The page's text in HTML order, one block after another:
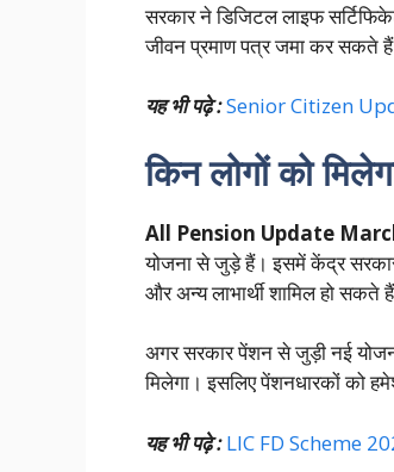
सरकार ने डिजिटल लाइफ
जीवन प्रमाण पत्र जमा कर सकते
यह भी पढ़े :Senior Citizen
किन लोगों को
All Pension Update
योजना से जुड़े हैं। इसमें केंद्र सरकार
और अन्य लाभार्थी शामिल हो सकते
अगर सरकार पेंशन से जुड़ी नई
मिलेगा। इसलिए पेंशनधारकों को
यह भी पढ़े : LIC FD Scheme